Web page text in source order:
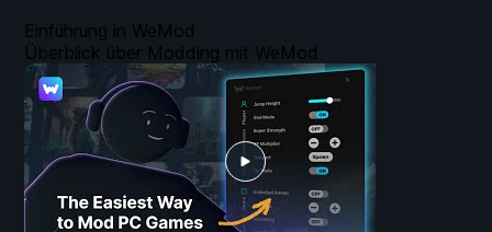
Einführung in WeMod
Überblick über Modding mit WeMod